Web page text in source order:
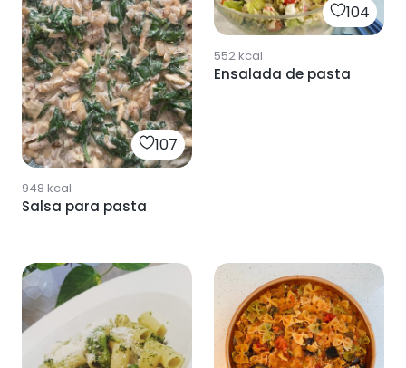
107
948 kcal
Salsa para pasta
104
552kcal
Ensalada de pasta